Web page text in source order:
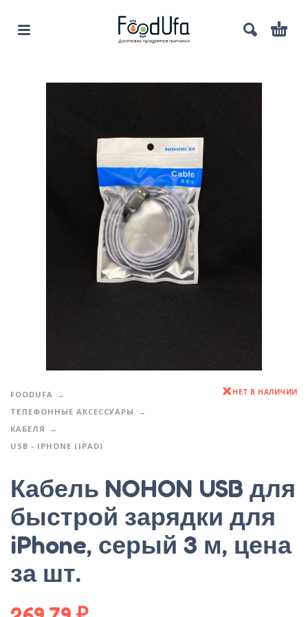
FOODUFA
ТЕЛЕФОННЫЕ АКСЕССУАРЫ
КАБЕЛЯ
USB - IPHONE (IPAD)
НЕТ В НАЛИЧИИ
Кабель NOHON USB для
быстрой зарядки для
iPhone, серый 3 м, цена
за шт.